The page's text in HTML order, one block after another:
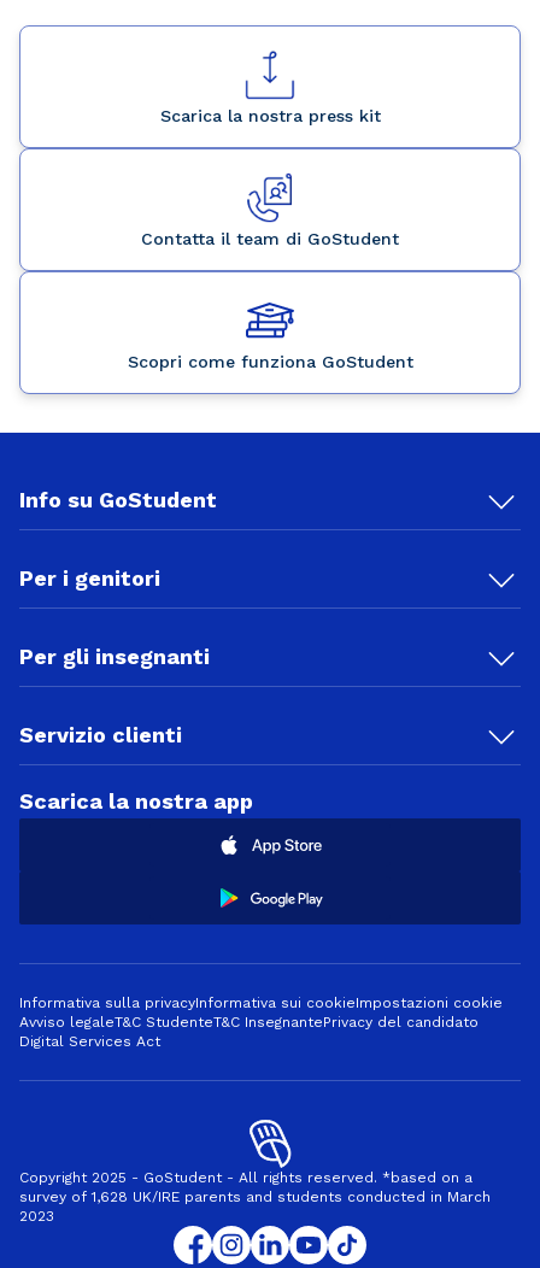
Scarica la nostra press kit
Contatta il team di GoStudent
Scopri come funziona GoStudent
Info su GoStudent
Per i genitori
Per gli insegnanti
Servizio clienti
Scarica la nostra app
Informativa sulla privacyInformativa sui cookieImpostazioni cookie
Avviso legaleT&C StudenteT&C InsegnantePrivacy del candidato
Digital Services Act
Copyright 2025 - GoStudent - All rights reserved. *based on a
survey of 1,628 UK/IRE parents and students conducted in March
2023